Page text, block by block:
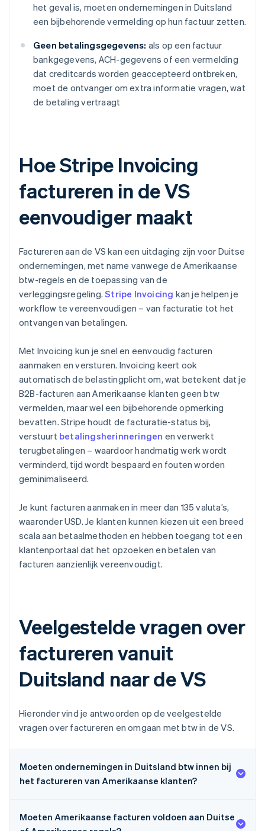
het geval is, moeten ondernemingen in Duitsland
een bijbehorende vermelding op hun factuur zetten.
Geen betalingsgegevens: als op een factuur
bankgegevens, ACH-gegevens of een vermelding
dat creditcards worden geaccepteerd ontbreken,
moet de ontvanger om extra informatie vragen, wat
de betaling vertraagt
Hoe Stripe Invoicing
factureren in de VS
eenvoudiger maakt
Factureren aan de VS kan een uitdaging zijn voor Duitse
ondernemingen, met name vanwege de Amerikaanse
btw-regels en de toepassing van de
verleggingsregeling.Stripe Invoicing kan je helpen je
workflow te vereenvoudigen – van facturatie tot het
ontvangen van betalingen.
Met Invoicing kun je snel en eenvoudig facturen
aanmaken en versturen. Invoicing keert ook
automatisch de belastingplicht om, wat betekent dat je
B2B-facturen aan Amerikaanse klanten geen btw
vermelden, maar wel een bijbehorende opmerking
bevatten. Stripe houdt de facturatie-status bij,
verstuurt betalingsherinneringen en verwerkt
terugbetalingen – waardoor handmatig werk wordt
verminderd, tijd wordt bespaard en fouten worden
geminimaliseerd.
Je kunt facturen aanmaken in meer dan 135 valuta’s,
waaronder USD. Je klanten kunnen kiezen uit een breed
scala aan betaalmethoden en hebben toegang tot een
klantenportaal dat het opzoeken en betalen van
facturen aanzienlijk vereenvoudigt.
Veelgestelde vragen over
factureren vanuit
Duitsland naar de VS
Hieronder vind je antwoorden op de veelgestelde
vragen over factureren en omgaan met btw in de VS.
Moeten ondernemingen in Duitsland btw innen bij
het factureren van Amerikaanse klanten?
Moeten Amerikaanse facturen voldoen aan Duitse